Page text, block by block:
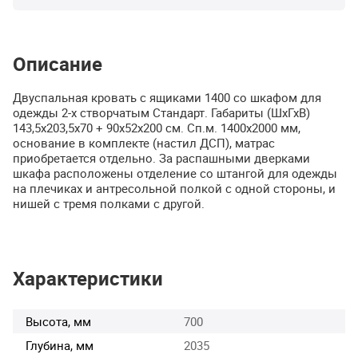
Описание
Двуспальная кровать с ящиками 1400 со шкафом для
одежды 2-х створчатым Стандарт. Габариты (ШхГхВ)
143,5х203,5х70 + 90х52х200 см. Сп.м. 1400х2000 мм,
основание в комплекте (настил ДСП), матрас
приобретается отдельно. За распашными дверками
шкафа расположены отделение со штангой для одежды
на плечиках и антресольной полкой с одной стороны, и
нишей с тремя полками с другой.
Характеристики
Высота, мм
700
Глубина, мм
2035